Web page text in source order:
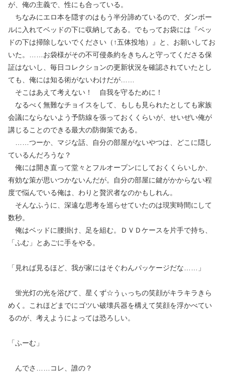
が、俺の主義で、性にも合っている。
ちなみにエロ本を隠すのはもう半分諦めているので、ダンボー
ルに入れてベッドの下に収納してある。でもってお袋には『ベッ
ドの下は掃除しないでください（↑五体投地）』と、お願いしてお
いた。……お袋様がその不可侵条約をきちんと守ってくださる保
証はないし、毎日コレクションの更新状況を確認されていたとし
ても、俺には知る術がないわけだが……
そこはあえて考えない！ 自我を守るために！
なるべく無難なチョイスをして、もしも見られたとしても家族
会議にならないよう予防線を張っておくくらいが、せいぜい俺が
講じることのできる最大の防御策である。
……つーか、マジな話、自分の部屋がないやつは、どこに隠し
ているんだろうな？
俺には開き直って堂々とフルオープンにしておくくらいしか、
有効な策が思いつかないんだが。自分の部屋に鍵がかからない程
度で悩んでいる俺は、わりと贅沢者なのかもしれん。
そんなふうに、深遠な思考を巡らせていたのは現実時間にして
数秒。
俺はベッドに腰掛け、足を組む。ＤＶＤケースを片手で持ち、
「ふむ」とあごに手をやる。
「見れば見るほど、我が家にはそぐわんパッケージだな……」
蛍光灯の光を浴びて、星くず☆うぃっちの笑顔がキラキラきら
めく。これほどまでにゴツい破壊兵器を構えて笑顔を浮かべてい
るのが、考えようによっては恐ろしい。
「ふーむ」
んでさ……コレ、誰の？